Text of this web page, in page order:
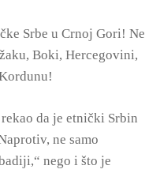
Srbe u Crnoj Gori! Ne
Boki, Hercegovini,
da je etnički Srbin
ne samo
nego i što je